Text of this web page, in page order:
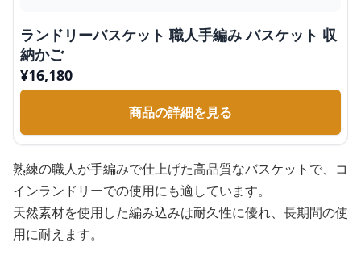
ランドリーバスケット 職人手編み バスケット 収
納かご
¥16,180
商品の詳細を見る
熟練の職人が手編みで仕上げた高品質なバスケットで、コ
インランドリーでの使用にも適しています。
天然素材を使用した編み込みは耐久性に優れ、長期間の使
用に耐えます。